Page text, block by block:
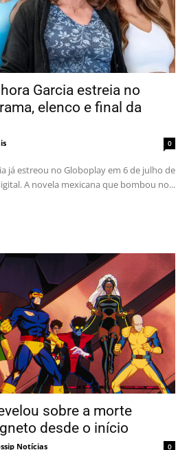
Garcia estreia no
elenco e final da
0
já estreou no Globoplay em 6 de julho de
A novela mexicana que bombou no...
sobre a morte
desde o início
Notícias 0